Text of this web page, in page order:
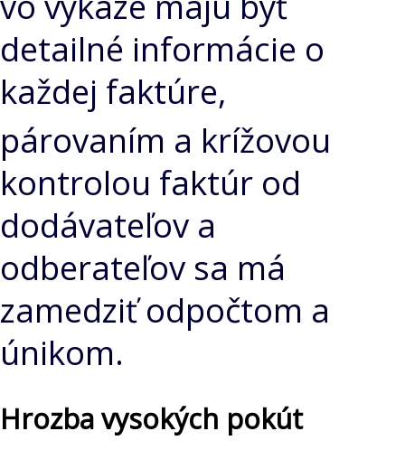
detailné informácie o
každej faktúre,
párovaním a krížovou
kontrolou faktúr od
dodávateľov a
odberateľov sa má
zamedziť odpočtom a
únikom.
Hrozba vysokých pokút